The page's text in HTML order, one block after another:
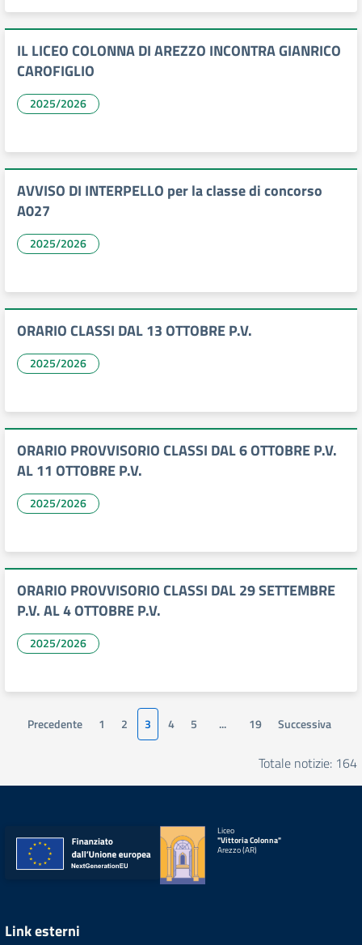
IL LICEO COLONNA DI AREZZO INCONTRA GIANRICO
CAROFIGLIO
2025/2026
AVVISO DI INTERPELLO per la classe di concorso
A027
2025/2026
ORARIO CLASSI DAL 13 OTTOBRE P.V.
2025/2026
ORARIO PROVVISORIO CLASSI DAL 6 OTTOBRE P.V.
AL 11 OTTOBRE P.V.
2025/2026
ORARIO PROVVISORIO CLASSI DAL 29 SETTEMBRE
P.V. AL 4 OTTOBRE P.V.
2025/2026
Precedente 1 2 3 4 5 ... 19 Successiva
Totale notizie: 164
Liceo
"Vittoria Colonna"
Arezzo (AR)
Link esterni